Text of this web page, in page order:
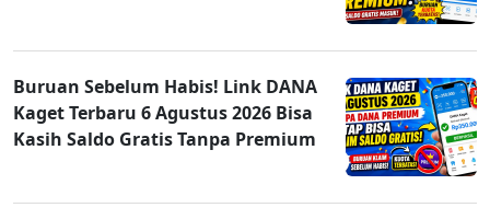
Buruan Sebelum Habis! Link DANA
Kaget Terbaru 6 Agustus 2026 Bisa
Kasih Saldo Gratis Tanpa Premium